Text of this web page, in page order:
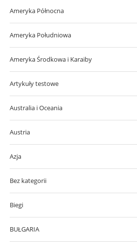
Ameryka Północna
Ameryka Południowa
Ameryka Środkowa i Karaiby
Artykuły testowe
Australia i Oceania
Austria
Azja
Bez kategorii
Biegi
BUŁGARIA